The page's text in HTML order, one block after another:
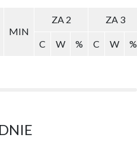
MIN
ZA 2 ZA 3
C W % C W %
MIN
ZA 2 ZA 3
C W % C W %